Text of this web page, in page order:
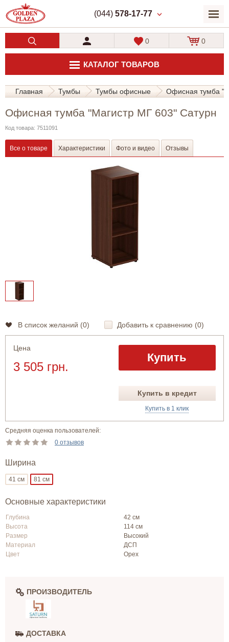
(044) 578-17-77
КАТАЛОГ ТОВАРОВ
0 0
Главная Тумбы Тумбы офисные Офисная тумба
Офисная тумба "Магистр МГ 603" Сатурн
Код товара: 7511091
Все о товаре Характеристики Фото и видео Отзывы
В список желаний (0) Добавить к сравнению (0)
Цена
3 505 грн.
Купить
Купить в кредит
Купить в 1 клик
Средняя оценка пользователей:
0 отзывов
Ширина
41 см 81 см
Основные характеристики
Глубина
42 см
Высота
114 см
Размер
Высокий
Материал
ДСП
Цвет
Орех
ПРОИЗВОДИТЕЛЬ
ДОСТАВКА